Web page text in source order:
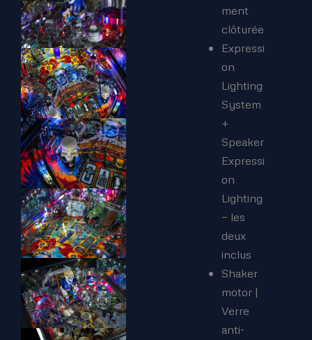
ment
clôturée
Expressi
on
Lighting
System
+
Speaker
Expressi
on
Lighting
— les
deux
inclus
Shaker
motor |
Verre
anti-